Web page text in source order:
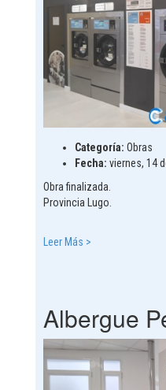
Categoría: Obras
Fecha: viernes, 14
Obra finalizada.
Provincia Lugo.
Leer Más >
Albergue